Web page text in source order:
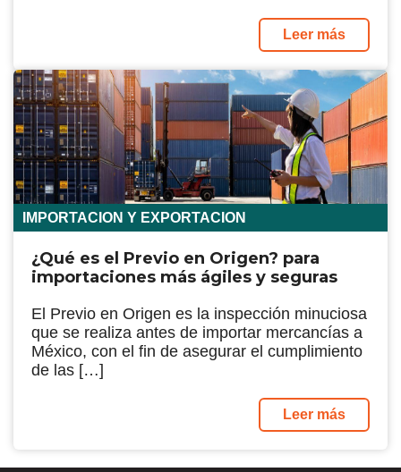
Leer más
IMPORTACION Y EXPORTACION
¿Qué es el Previo en Origen? para
importaciones más ágiles y seguras
El Previo en Origen es la inspección minuciosa
que se realiza antes de importar mercancías a
México, con el fin de asegurar el cumplimiento
de las […]
Leer más